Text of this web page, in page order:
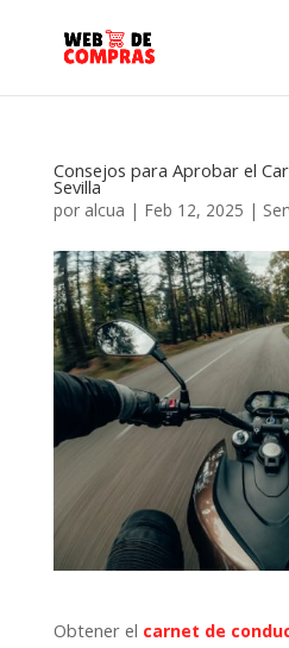
Consejos para Aprobar el
Sevilla
por alcua | Feb 12, 2025 |
Obtener el carnet de